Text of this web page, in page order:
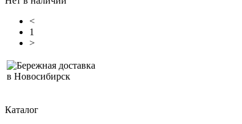
<
1
>
Бережная доставка
в Новосибирск
Каталог